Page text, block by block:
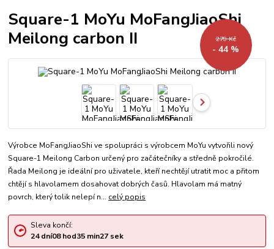
Square-1 MoYu MoFangJiaoShi
Meilong carbon II
279 Kč
- 44 %
Výrobce MoFangJiaoShi ve spolupráci s výrobcem MoYu vytvořili nový
Square-1 Meilong Carbon určený pro začátečníky a středně pokročilé.
Řada Meilong je ideální pro uživatele, kteří nechtějí utratit moc a přitom
chtějí s hlavolamem dosahovat dobrých časů. Hlavolam má matný
povrch, který tolik nelepí n... celý popis
Sleva končí:
24 dní08hod35min27sek